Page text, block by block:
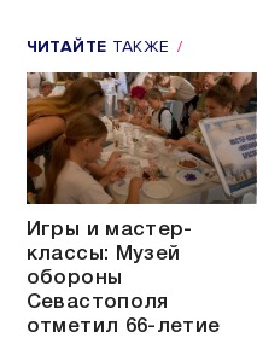
ЧИТАЙТЕ ТАКЖЕ
Игры и мастер-
классы: Музей
обороны
Севастополя
отметил 66-летие